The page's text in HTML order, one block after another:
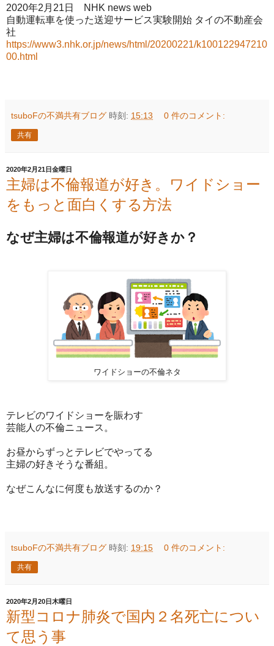
2020年2月21日 NHK news web
自動運転車を使った送迎サービス実験開始 タイの不動産会
社
https://www3.nhk.or.jp/news/html/20200221/k100122947210
00.html
tsuboFの不満共有ブログ 時刻: 15:13 0 件のコメント:
共有
2020年2月21日金曜日
主婦は不倫報道が好き。ワイドショー
をもっと面白くする方法
なぜ主婦は不倫報道が好きか？
ワイドショーの不倫ネタ
テレビのワイドショーを賑わす
芸能人の不倫ニュース。
お昼からずっとテレビでやってる
主婦の好きそうな番組。
なぜこんなに何度も放送するのか？
tsuboFの不満共有ブログ 時刻: 19:15 0 件のコメント:
共有
2020年2月20日木曜日
新型コロナ肺炎で国内２名死亡につい
て思う事